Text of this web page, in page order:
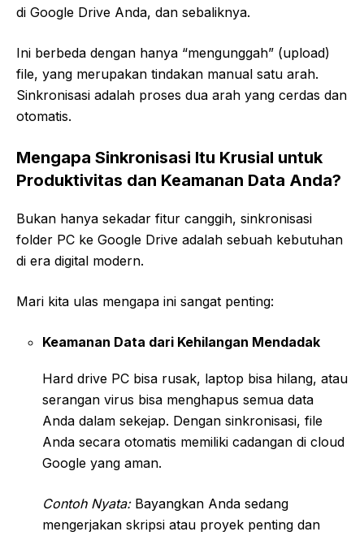
di Google Drive Anda, dan sebaliknya.
Ini berbeda dengan hanya “mengunggah” (upload)
file, yang merupakan tindakan manual satu arah.
Sinkronisasi adalah proses dua arah yang cerdas dan
otomatis.
Mengapa Sinkronisasi Itu Krusial untuk
Produktivitas dan Keamanan Data Anda?
Bukan hanya sekadar fitur canggih, sinkronisasi
folder PC ke Google Drive adalah sebuah kebutuhan
di era digital modern.
Mari kita ulas mengapa ini sangat penting:
Keamanan Data dari Kehilangan Mendadak
Hard drive PC bisa rusak, laptop bisa hilang, atau
serangan virus bisa menghapus semua data
Anda dalam sekejap. Dengan sinkronisasi, file
Anda secara otomatis memiliki cadangan di cloud
Google yang aman.
Contoh Nyata:Bayangkan Anda sedang
mengerjakan skripsi atau proyek penting dan